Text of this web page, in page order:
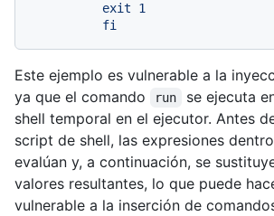
Este ejemplo es vulnerable a la
ya que el comando
run
se ejecuta
shell temporal en el ejecutor. Antes
script de shell, las expresiones dentro
evalúan y, a continuación, se
valores resultantes, lo que puede
vulnerable a la inserción de